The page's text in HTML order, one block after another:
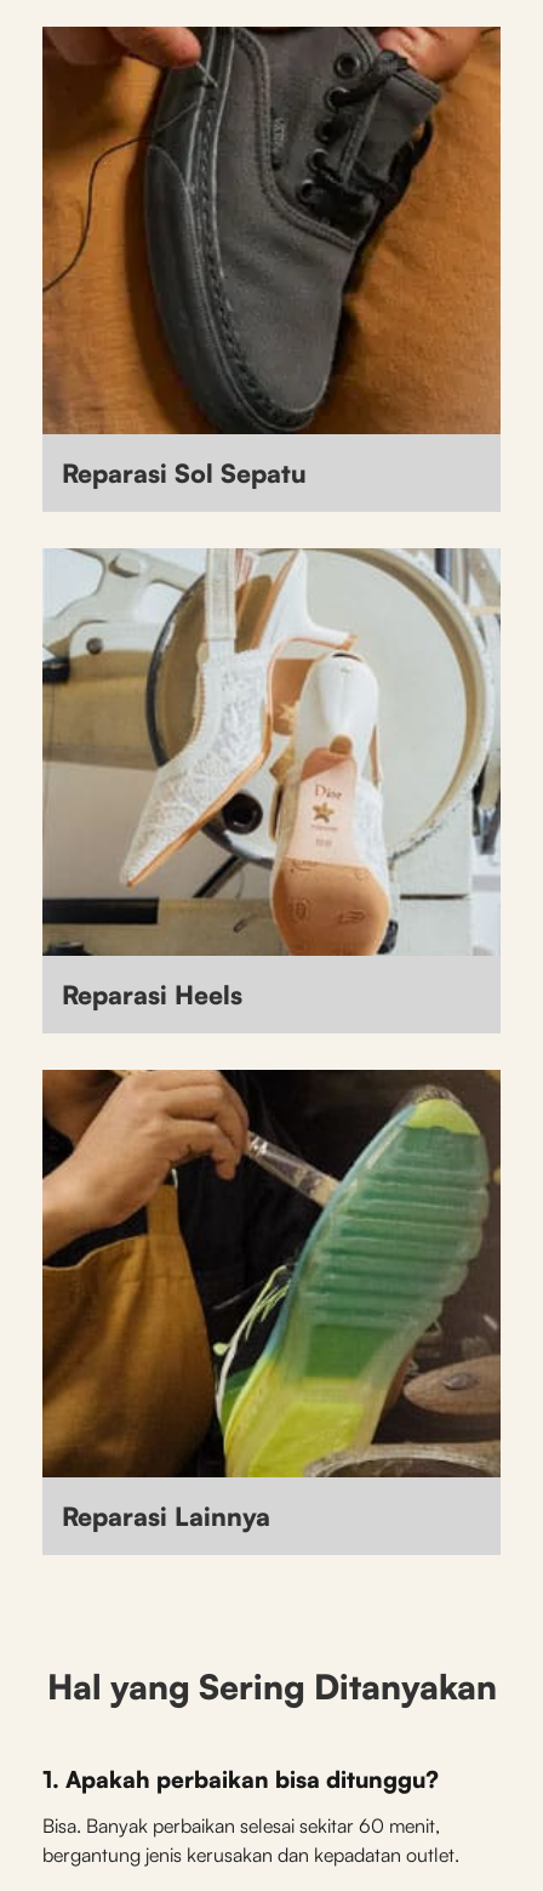
Reparasi Sol Sepatu
Reparasi Heels
Reparasi Lainnya
Hal yang Sering Ditanyakan
1. Apakah perbaikan bisa ditunggu?
Bisa. Banyak perbaikan selesai sekitar 60 menit,
bergantung jenis kerusakan dan kepadatan outlet.